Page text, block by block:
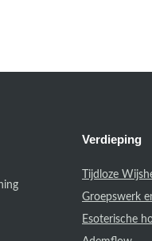
Verdieping
Tijdloze
Groepswerk
Esoterische